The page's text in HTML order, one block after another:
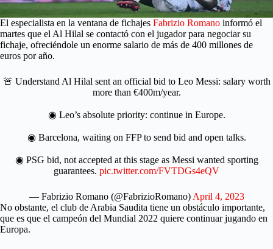
El especialista en la ventana de fichajes Fabrizio Romano informó el
martes que el Al Hilal se contactó con el jugador para negociar su
fichaje, ofreciéndole un enorme salario de más de 400 millones de
euros por año.
🚨 Understand Al Hilal sent an official bid to Leo Messi: salary worth
more than €400m/year.
◉ Leo’s absolute priority: continue in Europe.
◉ Barcelona, waiting on FFP to send bid and open talks.
◉ PSG bid, not accepted at this stage as Messi wanted sporting
guarantees. pic.twitter.com/FVTDGs4eQV
— Fabrizio Romano (@FabrizioRomano) April 4, 2023
No obstante, el club de Arabia Saudita tiene un obstáculo importante,
que es que el campeón del Mundial 2022 quiere continuar jugando en
Europa.